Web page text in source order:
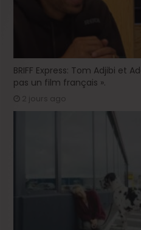
BRIFF Express: Tom Adjibi et
pas un film français ».
2 jours ago